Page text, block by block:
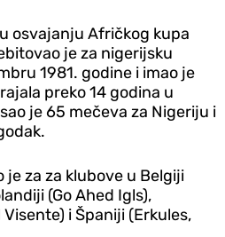
osvajanju Afričkog kupa
je za nigerijsku
1981. godine i imao je
preko 14 godina u
je 65 mečeva za Nigeriju i
je za za klubove u Belgiji
(Go Ahed Igls),
i Španiji (Erkules,